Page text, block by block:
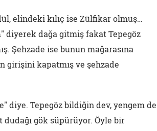
elindeki kılıç ise Zülfikar olmuş…
diyerek dağa gitmiş fakat Tepegöz
Şehzade ise bunun mağarasına
girişini kapatmış ve şehzade
diye. Tepegöz bildiğin dev, yengem de
gök süpürüyor. Öyle bir